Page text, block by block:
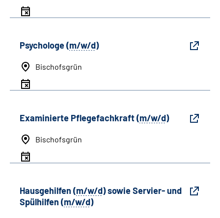
Psychologe (m/w/d)
Bischofsgrün
Examinierte Pflegefachkraft (m/w/d)
Bischofsgrün
Hausgehilfen (m/w/d) sowie Servier- und
Spülhilfen (m/w/d)